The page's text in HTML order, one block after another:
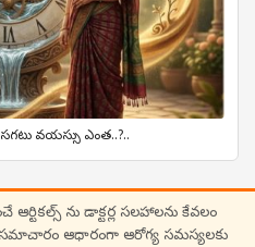
వయస్సు ఎంత..?..
ను డాక్టర్ల సలహాలను కేవలం
ఆధారంగా ఆరోగ్య సమస్యలకు